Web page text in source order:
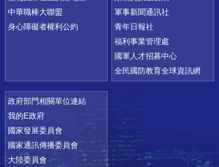
中華職棒大聯盟
身心障礙者權利公約
軍事新聞通訊社
青年日報社
福利事業管理處
國軍人才招募中心
全民國防教育全球資訊網
政府部門相關單位連結
我的E政府
國家發展委員會
國家通訊傳播委員會
大陸委員會